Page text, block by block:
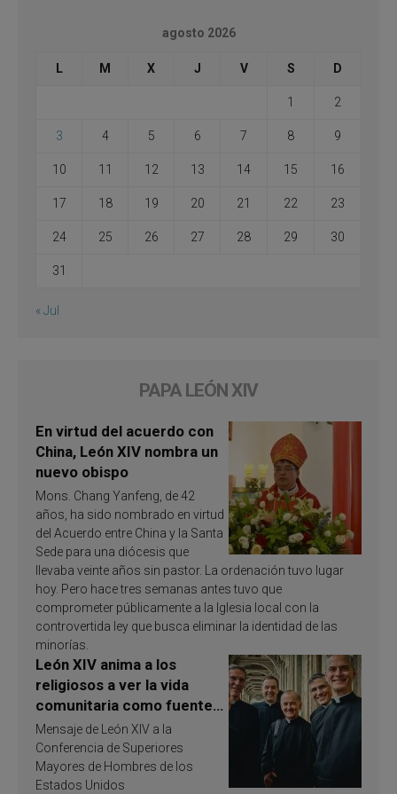
agosto 2026
L M X J V S D
1 2
3 4 5 6 7 8 9
10 11 12 13 14 15 16
17 18 19 20 21 22 23
24 25 26 27 28 29 30
31
« Jul
PAPA LEÓN XIV
En virtud del acuerdo con
China, León XIV nombra un
nuevo obispo
Mons. Chang Yanfeng, de 42
años, ha sido nombrado en virtud
del Acuerdo entre China y la Santa
Sede para una diócesis que
llevaba veinte años sin pastor. La ordenación tuvo lugar
hoy. Pero hace tres semanas antes tuvo que
comprometer públicamente a la Iglesia local con la
controvertida ley que busca eliminar la identidad de las
minorías.
León XIV anima a los
religiosos a ver la vida
comunitaria como fuente
de inspiración y
santificación
Mensaje de León XIV a la
Conferencia de Superiores
Mayores de Hombres de los
Estados Unidos